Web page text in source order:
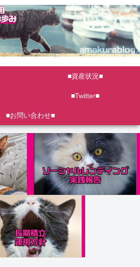
■資産状況■
■Twitter■
■お問い合わせ■